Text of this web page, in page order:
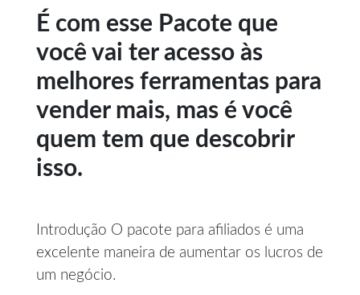
É com esse Pacote que
você vai ter acesso às
melhores ferramentas para
vender mais, mas é você
quem tem que descobrir
isso.
Introdução O pacote para afiliados é uma
excelente maneira de aumentar os lucros de
um negócio.